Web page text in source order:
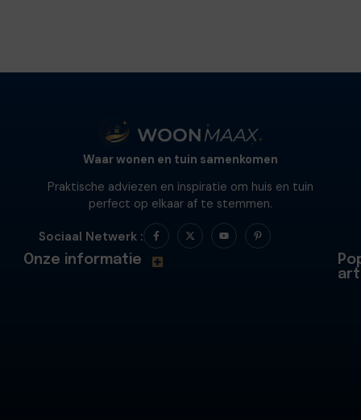
Waar wonen en tuin samenkomen
Praktische adviezen en inspiratie om huis en tuin
perfect op elkaar af te stemmen.
Sociaal Netwerk :
Onze informatie